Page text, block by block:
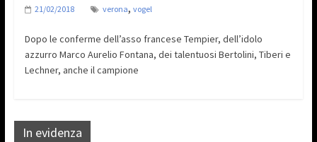
21/02/2018 verona, vogel
Dopo le conferme dell’asso francese Tempier, dell’idolo
azzurro Marco Aurelio Fontana, dei talentuosi Bertolini, Tiberi e
Lechner, anche il campione
In evidenza